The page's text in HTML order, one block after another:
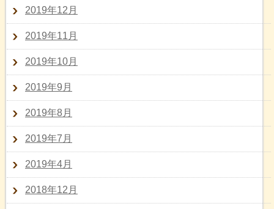
2019年12月
2019年11月
2019年10月
2019年9月
2019年8月
2019年7月
2019年4月
2018年12月